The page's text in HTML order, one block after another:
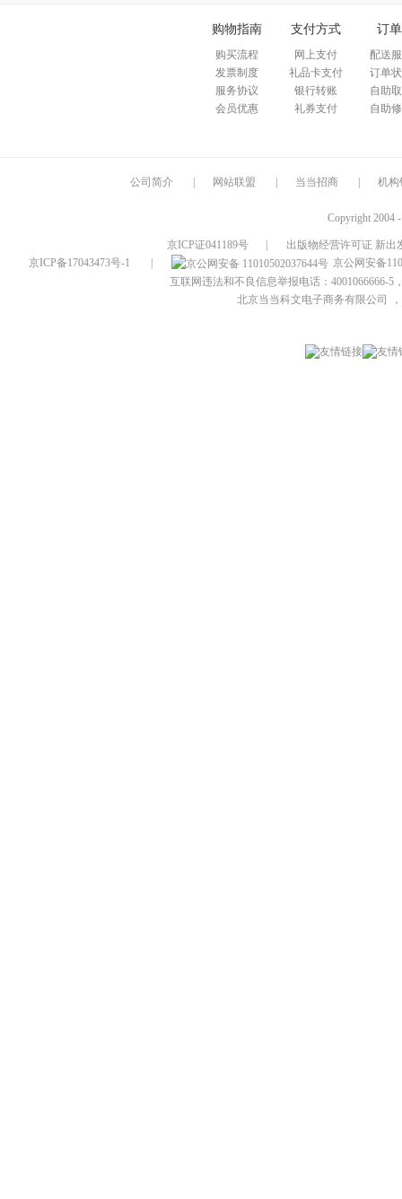
购物指南
购买流程
发票制度
服务协议
会员优惠
支付方式
网上支付
礼品卡支付
银行转账
礼券支付
订
配送
订单
自助
自助
公司简介 网站联盟 当当招商 机构
Copyright 2004
京ICP证041189号
出版物经营许可证 新出
京ICP备17043473号-1
京公网安备
互联网违法和不良信息举报电话：4001066666-5
北京当当科文电子商务有限公司